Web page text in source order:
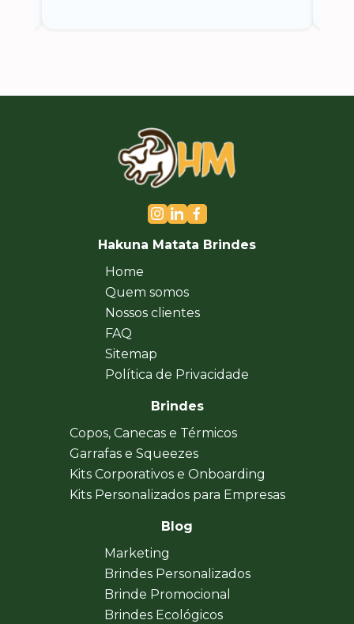
Hakuna Matata Brindes
Home
Quem somos
Nossos clientes
FAQ
Sitemap
Política de Privacidade
Brindes
Copos, Canecas e Térmicos
Garrafas e Squeezes
Kits Corporativos e Onboarding
Kits Personalizados para Empresas
Blog
Marketing
Brindes Personalizados
Brinde Promocional
Brindes Ecológicos